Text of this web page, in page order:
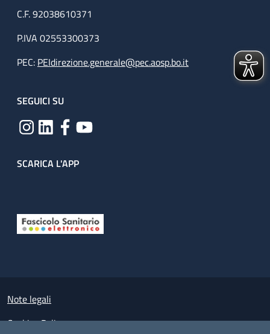
C.F. 92038610371
P.IVA 02553300373
PEC: PEIdirezione.generale@pec.aosp.bo.it
SEGUICI SU
SCARICA L'APP
Small prints
Note legali
Cookies Policy